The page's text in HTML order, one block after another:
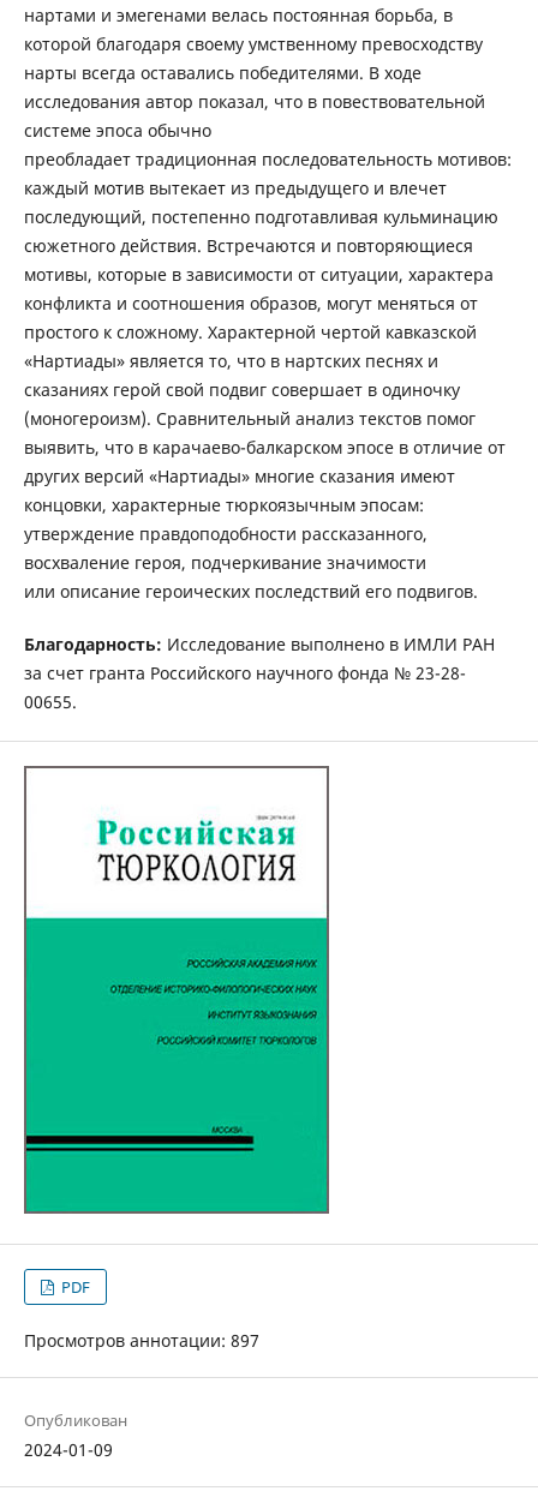
нартами и эмегенами велась постоянная борьба, в
которой благодаря своему умственному превосходству
нарты всегда оставались победителями. В ходе
исследования автор показал, что в повествовательной
системе эпоса обычно
преобладает традиционная последовательность мотивов:
каждый мотив вытекает из предыдущего и влечет
последующий, постепенно подготавливая кульминацию
сюжетного действия. Встречаются и повторяющиеся
мотивы, которые в зависимости от ситуации, характера
конфликта и соотношения образов, могут меняться от
простого к сложному. Характерной чертой кавказской
«Нартиады» является то, что в нартских песнях и
сказаниях герой свой подвиг совершает в одиночку
(моногероизм). Сравнительный анализ текстов помог
выявить, что в карачаево-балкарском эпосе в отличие от
других версий «Нартиады» многие сказания имеют
концовки, характерные тюркоязычным эпосам:
утверждение правдоподобности рассказанного,
восхваление героя, подчеркивание значимости
или описание героических последствий его подвигов.
Благодарность: Исследование выполнено в ИМЛИ РАН
за счет гранта Российского научного фонда № 23-28-
00655.
PDF
Просмотров аннотации: 897
Опубликован
2024-01-09